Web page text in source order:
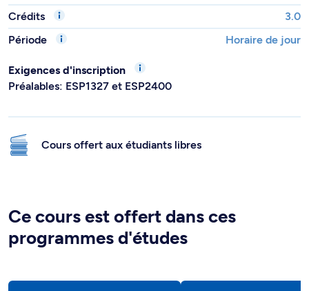
Crédits
3.0
Période
Horaire de jour
Exigences d'inscription
Préalables: ESP1327 et ESP2400
Cours offert aux étudiants libres
Ce cours est offert dans ces
programmes d'études